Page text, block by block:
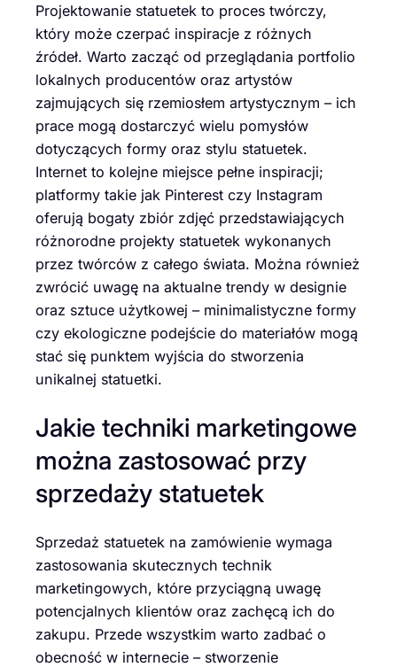
Projektowanie statuetek to proces twórczy,
który może czerpać inspiracje z różnych
źródeł. Warto zacząć od przeglądania portfolio
lokalnych producentów oraz artystów
zajmujących się rzemiosłem artystycznym – ich
prace mogą dostarczyć wielu pomysłów
dotyczących formy oraz stylu statuetek.
Internet to kolejne miejsce pełne inspiracji;
platformy takie jak Pinterest czy Instagram
oferują bogaty zbiór zdjęć przedstawiających
różnorodne projekty statuetek wykonanych
przez twórców z całego świata. Można również
zwrócić uwagę na aktualne trendy w designie
oraz sztuce użytkowej – minimalistyczne formy
czy ekologiczne podejście do materiałów mogą
stać się punktem wyjścia do stworzenia
unikalnej statuetki.
Jakie techniki marketingowe
można zastosować przy
sprzedaży statuetek
Sprzedaż statuetek na zamówienie wymaga
zastosowania skutecznych technik
marketingowych, które przyciągną uwagę
potencjalnych klientów oraz zachęcą ich do
zakupu. Przede wszystkim warto zadbać o
obecność w internecie – stworzenie